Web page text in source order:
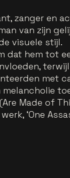
zanger en
van zijn
visuele stijl.
dat hem tot
met
Made of
‘One